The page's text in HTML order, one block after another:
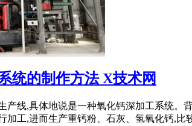
统的制作方法 X技术网
产线,具体地说是一种氧化钙深加工系统
加工,进而生产重钙粉、石灰、氢氧化钙,比